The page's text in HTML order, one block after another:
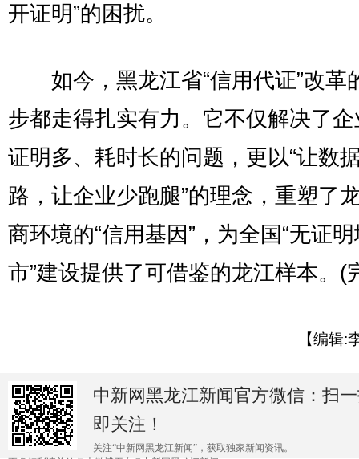
开证明”的困扰。
如今，黑龙江省“信用代证”改革
步都走得扎实有力。它不仅解决了
证明多、耗时长的问题，更以“让数
路，让企业少跑腿”的理念，重塑了
商环境的“信用基因”，为全国“无证
市”建设提供了可借鉴的龙江样本。(
【编辑:
中新网黑龙江新闻官方微信：扫
即关注！
关注“中新网黑龙江新闻”，获取独家新闻资讯。